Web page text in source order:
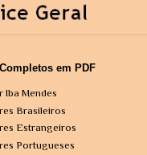
em PDF
Iba Mendes
Brasileiros
Estrangeiros
Portugueses